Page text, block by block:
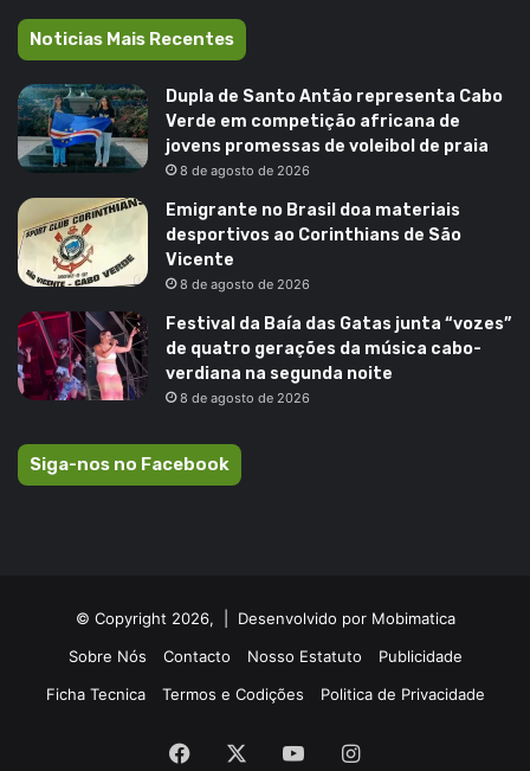
Noticias Mais Recentes
Dupla de Santo Antão representa Cabo
Verde em competição africana de
jovens promessas de voleibol de praia
8 de agosto de 2026
Emigrante no Brasil doa materiais
desportivos ao Corinthians de São
Vicente
8 de agosto de 2026
Festival da Baía das Gatas junta “vozes”
de quatro gerações da música cabo-
verdiana na segunda noite
8 de agosto de 2026
Siga-nos no Facebook
© Copyright 2026, | Desenvolvido por Mobimatica
Sobre Nós
Contacto Nosso Estatuto
Publicidade
Ficha Tecnica
Termos e Codições Politica de Privacidade
Facebook YouTubeInstagram